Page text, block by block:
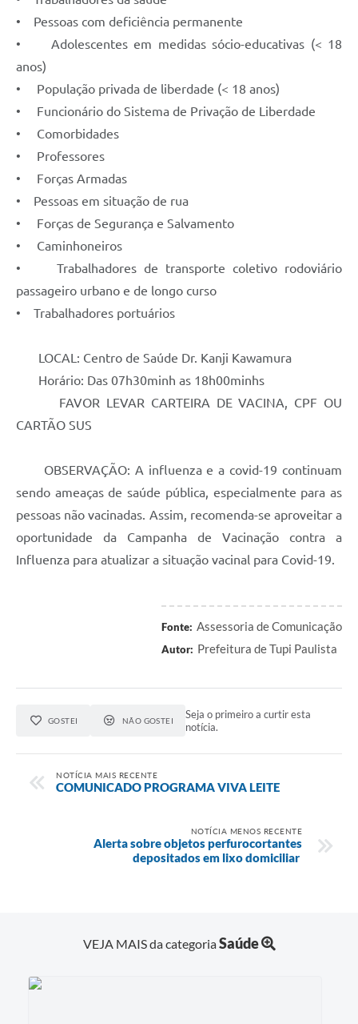
• Pessoas com deficiência permanente
• Adolescentes em medidas sócio-educativas (< 18
anos)
• População privada de liberdade (< 18 anos)
• Funcionário do Sistema de Privação de Liberdade
• Comorbidades
• Professores
• Forças Armadas
• Pessoas em situação de rua
• Forças de Segurança e Salvamento
• Caminhoneiros
• Trabalhadores de transporte coletivo rodoviário
passageiro urbano e de longo curso
• Trabalhadores portuários
LOCAL: Centro de Saúde Dr. Kanji Kawamura
Horário: Das 07h30minh as 18h00minhs
FAVOR LEVAR CARTEIRA DE VACINA, CPF OU
CARTÃO SUS
OBSERVAÇÃO: A influenza e a covid-19 continuam
sendo ameaças de saúde pública, especialmente para as
pessoas não vacinadas. Assim, recomenda-se aproveitar a
oportunidade da Campanha de Vacinação contra a
Influenza para atualizar a situação vacinal para Covid-19.
Fonte: Assessoria de Comunicação
Autor: Prefeitura de Tupi Paulista
GOSTEI NÃO GOSTEI
Seja o primeiro a curtir esta
notícia.
NOTÍCIA MAIS RECENTE
COMUNICADO PROGRAMA VIVA LEITE
NOTÍCIA MENOS RECENTE
Alerta sobre objetos perfurocortantes
depositados em lixo domiciliar
VEJA MAIS da categoriaSaúde